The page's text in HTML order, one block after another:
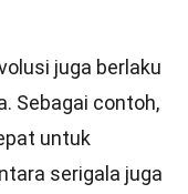
juga berlaku
Sebagai contoh,
untuk
serigala juga